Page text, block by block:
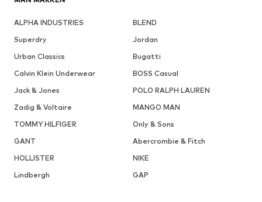
ALPHA INDUSTRIES
BLEND
Superdry
Jordan
Urban Classics
Bugatti
Calvin Klein Underwear
BOSS Casual
Jack & Jones
POLO RALPH LAUREN
Zadig & Voltaire
MANGO MAN
TOMMY HILFIGER
Only & Sons
GANT
Abercrombie & Fitch
HOLLISTER
NIKE
Lindbergh
GAP